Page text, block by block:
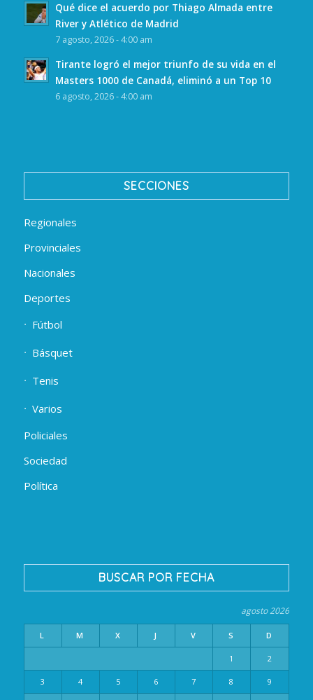
Qué dice el acuerdo por Thiago Almada entre
River y Atlético de Madrid
7 agosto, 2026 - 4:00 am
Tirante logró el mejor triunfo de su vida en el
Masters 1000 de Canadá, eliminó a un Top 10
6 agosto, 2026 - 4:00 am
SECCIONES
Regionales
Provinciales
Nacionales
Deportes
Fútbol
Básquet
Tenis
Varios
Policiales
Sociedad
Política
BUSCAR POR FECHA
agosto 2026
L M X J V S D
1 2
3 4 5 6 7 8 9